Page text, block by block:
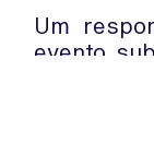
Um
evento